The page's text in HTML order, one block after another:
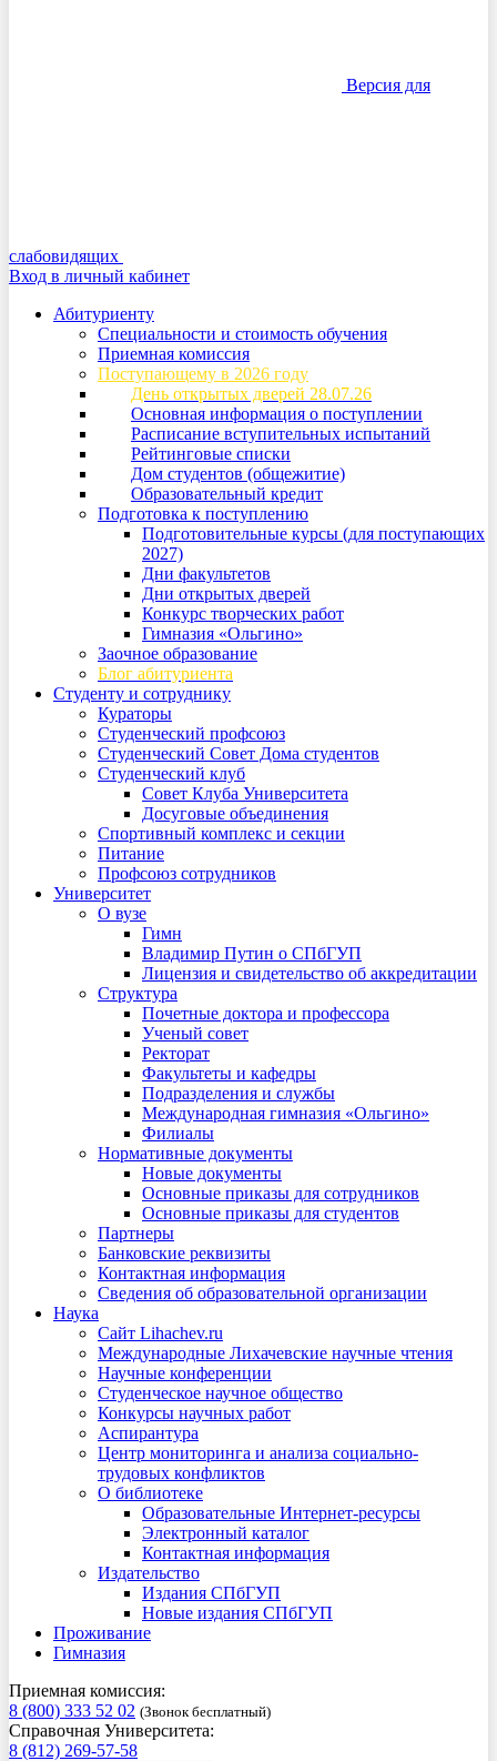
Версия для
слабовидящих
Вход в личный кабинет
Абитуриенту
Специальности и стоимость обучения
Приемная комиссия
Поступающему в 2026 году
День открытых дверей 28.07.26
Основная информация о поступлении
Расписание вступительных испытаний
Рейтинговые списки
Дом студентов (общежитие)
Образовательный кредит
Подготовка к поступлению
Подготовительные курсы (для поступающих
2027)
Дни факультетов
Дни открытых дверей
Конкурс творческих работ
Гимназия «Ольгино»
Заочное образование
Блог абитуриента
Студенту и сотруднику
Кураторы
Студенческий профсоюз
Студенческий Совет Дома студентов
Студенческий клуб
Совет Клуба Университета
Досуговые объединения
Спортивный комплекс и секции
Питание
Профсоюз сотрудников
Университет
О вузе
Гимн
Владимир Путин о СПбГУП
Лицензия и свидетельство об аккредитации
Структура
Почетные доктора и профессора
Ученый совет
Ректорат
Факультеты и кафедры
Подразделения и службы
Международная гимназия «Ольгино»
Филиалы
Нормативные документы
Новые документы
Основные приказы для сотрудников
Основные приказы для студентов
Партнеры
Банковские реквизиты
Контактная информация
Сведения об образовательной организации
Наука
Сайт Lihachev.ru
Международные Лихачевские научные чтения
Научные конференции
Студенческое научное общество
Конкурсы научных работ
Аспирантура
Центр мониторинга и анализа социально-
трудовых конфликтов
О библиотеке
Образовательные Интернет-ресурсы
Электронный каталог
Контактная информация
Издательство
Издания СПбГУП
Новые издания СПбГУП
Проживание
Гимназия
Приемная комиссия:
8 (800) 333 52 02 (Звонок бесплатный)
Справочная Университета:
8 (812) 269-57-58